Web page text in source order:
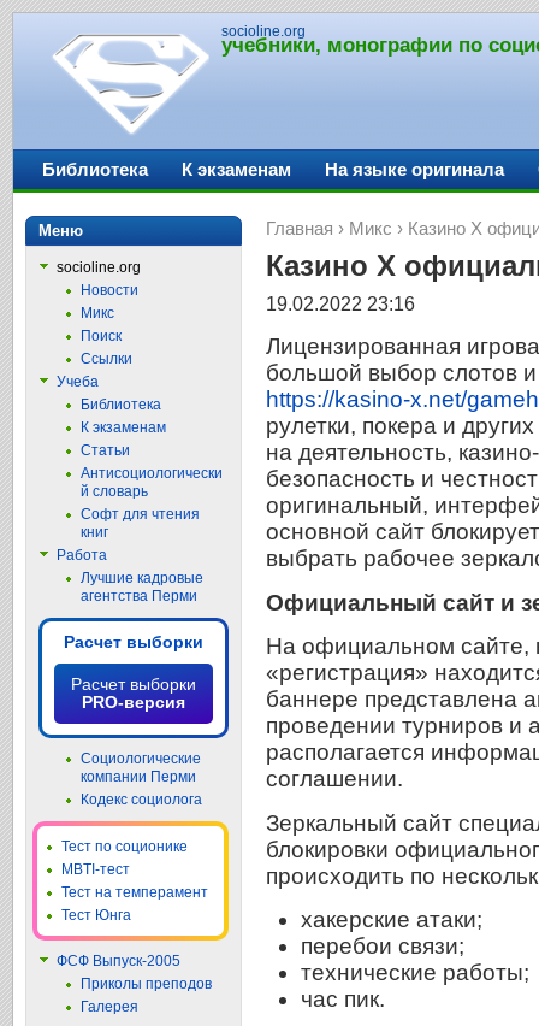
socioline.org
учебники, монографии по
Главная › Микс › Казино Х
Казино Х
19.02.2022 23:16
Лицензированная
большой выбор слотов
https://kasino-x.net/
рулетки, покера и
на деятельность,
безопасность и
оригинальный,
основной сайт
выбрать рабочее
Официальный сайт и
На официальном сайте,
«регистрация»
баннере представлена
проведении турниров и
располагается
соглашении.
Зеркальный сайт
блокировки
происходить по
хакерские атаки;
перебои связи;
технические работы;
час пик.
Библиотека К экзаменам На языке оригинала
Меню
socioline.org
Новости
Микс
Поиск
Ссылки
Учеба
Библиотека
К экзаменам
Статьи
Антисоциологически
й словарь
Софт для чтения
книг
Работа
Лучшие кадровые
агентства Перми
Расчет выборки
Расчет выборки
PRO-версия
Социологические
компании Перми
Кодекс социолога
Тест по соционике
MBTI-тест
Тест на темперамент
Тест Юнга
ФСФ Выпуск-2005
Приколы преподов
Галерея